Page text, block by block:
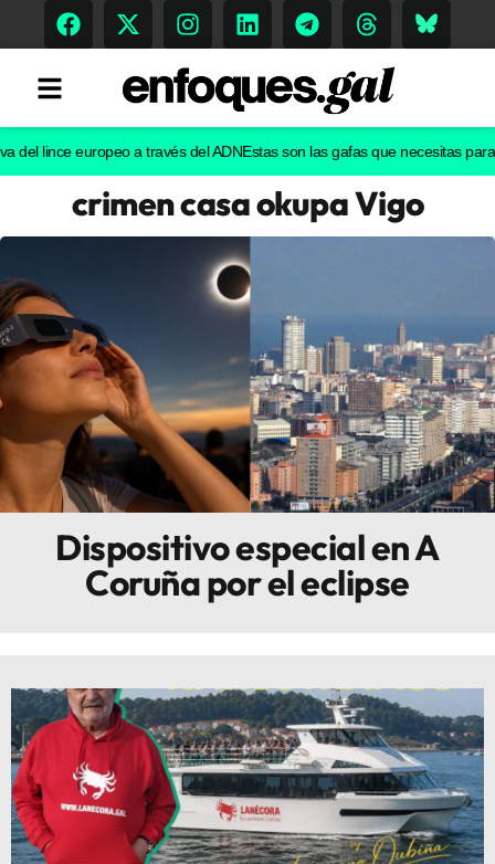
Gastronomía
Escenarios
Sostenibilidad
Innova
europeo a través del ADNEstas son las gafas que necesitas para ver
crimen casa okupa Vigo
Dispositivo especial en A
Coruña por el eclipse